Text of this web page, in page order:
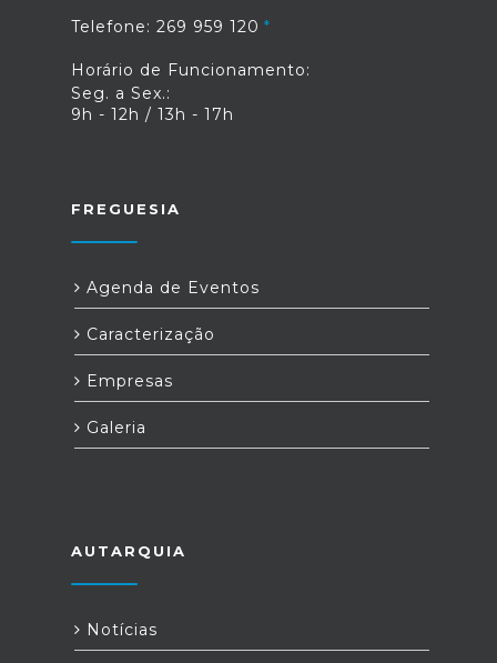
Telefone: 269 959 120
Horário de Funcionamento:
Seg. a Sex.:
9h - 12h / 13h - 17h
FREGUESIA
Agenda de Eventos
Caracterização
Empresas
Galeria
AUTARQUIA
Notícias